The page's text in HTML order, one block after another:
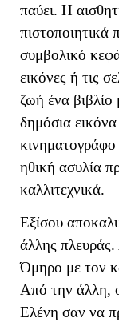
παύει. Η
συμβολικό
εικόνες ή τις
ζωή ένα βιβλίο
δημόσια
ηθική ασυλία
καλλιτεχνικά.
Εξίσου
άλλης πλευράς.
Όμηρο με τον
Από την άλλη,
Ελένη σαν να